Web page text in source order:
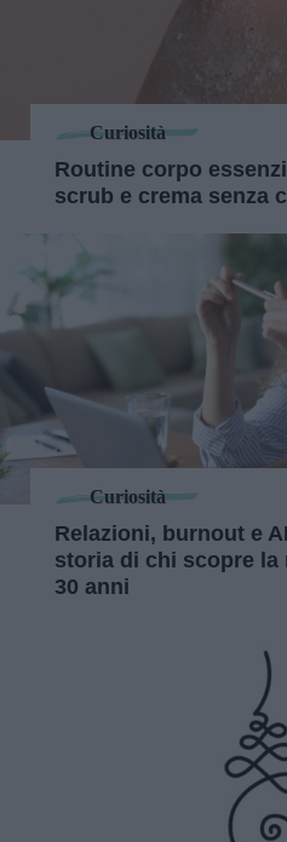
Curiosità
Routine corpo
scrub e crema senza
Curiosità
Relazioni, burnout e
storia di chi scopre la
30 anni